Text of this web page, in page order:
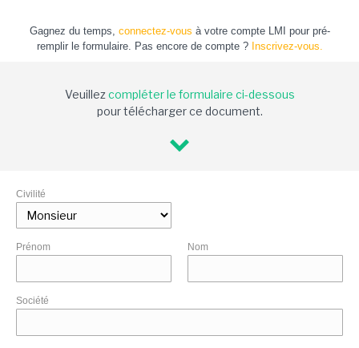
Gagnez du temps, connectez-vous à votre compte LMI pour pré-
remplir le formulaire. Pas encore de compte ? Inscrivez-vous.
Veuillezcompléter le formulaire ci-dessous
pour télécharger ce document.
Civilité
Prénom Nom
Société